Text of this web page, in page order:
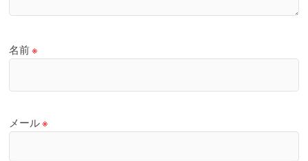
名前※
メール※